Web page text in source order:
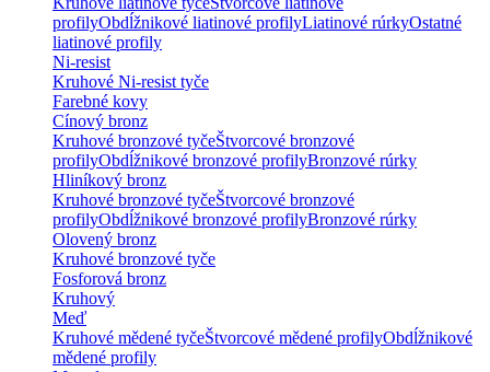
profilyObdĺžnikové liatinové profilyLiatinové rúrkyOstatné
liatinové profily
Ni-resist
Kruhové Ni-resist tyče
Farebné kovy
Cínový bronz
Kruhové bronzové tyčeŠtvorcové bronzové
profilyObdĺžnikové bronzové profilyBronzové rúrky
Hliníkový bronz
Kruhové bronzové tyčeŠtvorcové bronzové
profilyObdĺžnikové bronzové profilyBronzové rúrky
Olovený bronz
Kruhové bronzové tyče
Fosforová bronz
Kruhový
Meď
Kruhové mědené tyčeŠtvorcové mědené profilyObdĺžnikové
mědené profily